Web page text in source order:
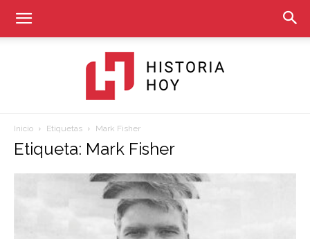
Hoy
Inicio Etiquetas Mark Fisher
Etiqueta: Mark Fisher